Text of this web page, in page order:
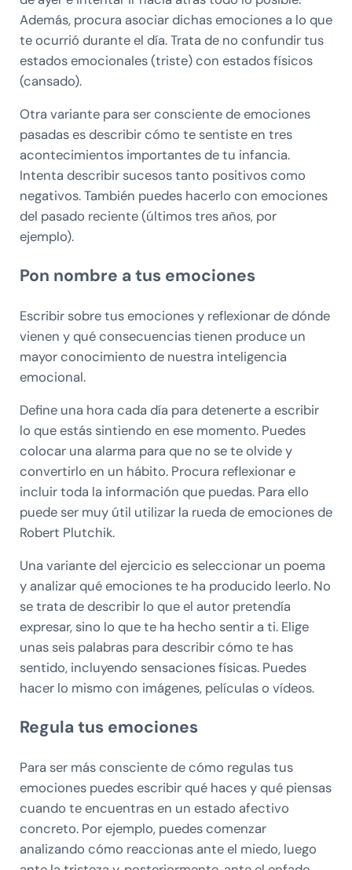
Además, procura asociar dichas emociones a lo que
te ocurrió durante el día. Trata de no confundir tus
estados emocionales (triste) con estados físicos
(cansado).
Otra variante para ser consciente de emociones
pasadas es describir cómo te sentiste en tres
acontecimientos importantes de tu infancia.
Intenta describir sucesos tanto positivos como
negativos. También puedes hacerlo con emociones
del pasado reciente (últimos tres años, por
ejemplo).
Pon nombre a tus emociones
Escribir sobre tus emociones y reflexionar de dónde
vienen y qué consecuencias tienen produce un
mayor conocimiento de nuestra inteligencia
emocional.
Define una hora cada día para detenerte a escribir
lo que estás sintiendo en ese momento. Puedes
colocar una alarma para que no se te olvide y
convertirlo en un hábito. Procura reflexionar e
incluir toda la información que puedas. Para ello
puede ser muy útil utilizar la rueda de emociones de
Robert Plutchik.
Una variante del ejercicio es seleccionar un poema
y analizar qué emociones te ha producido leerlo. No
se trata de describir lo que el autor pretendía
expresar, sino lo que te ha hecho sentir a ti. Elige
unas seis palabras para describir cómo te has
sentido, incluyendo sensaciones físicas. Puedes
hacer lo mismo con imágenes, películas o vídeos.
Regula tus emociones
Para ser más consciente de cómo regulas tus
emociones puedes escribir qué haces y qué piensas
cuando te encuentras en un estado afectivo
concreto. Por ejemplo, puedes comenzar
analizando cómo reaccionas ante el miedo, luego